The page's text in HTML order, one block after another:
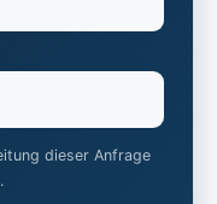
dieser Anfrage